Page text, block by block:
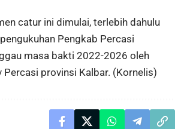
catur ini dimulai, terlebih dahulu
Pengkab Percasi
masa bakti 2022-2026 oleh
Percasi provinsi Kalbar. (Kornelis)